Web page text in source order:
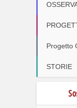
Progetto
STORIE